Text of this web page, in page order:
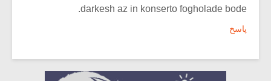
darkesh az in konserto fogholade bode.
پاسخ